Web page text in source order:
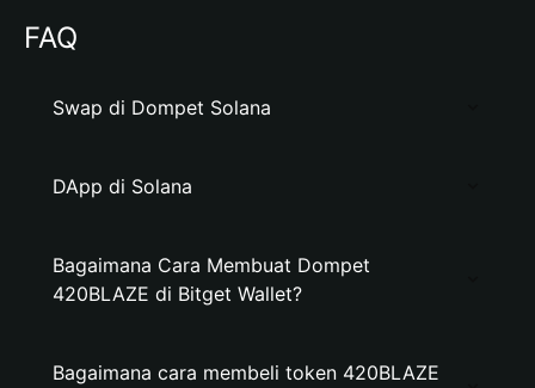
FAQ
Swap di Dompet Solana
DApp di Solana
Bagaimana Cara Membuat Dompet
420BLAZE di Bitget Wallet?
Bagaimana cara membeli token 420BLAZE